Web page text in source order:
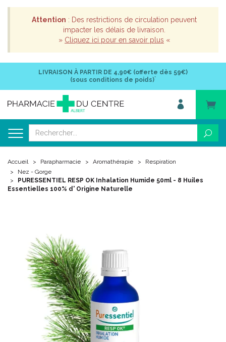
Attention : Des restrictions de circulation peuvent
impacter les délais de livraison.
» Cliquez ici pour en savoir plus «
LIVRAISON À PARTIR DE 4,90€ (offerte dès 59€)
(sous conditions de poids)*
Accueil Parapharmacie Aromathérapie
Respiration
Nez - Gorge
PURESSENTIEL RESP OK Inhalation Humide 50ml - 8 Huiles
Essentielles 100% d' Origine Naturelle